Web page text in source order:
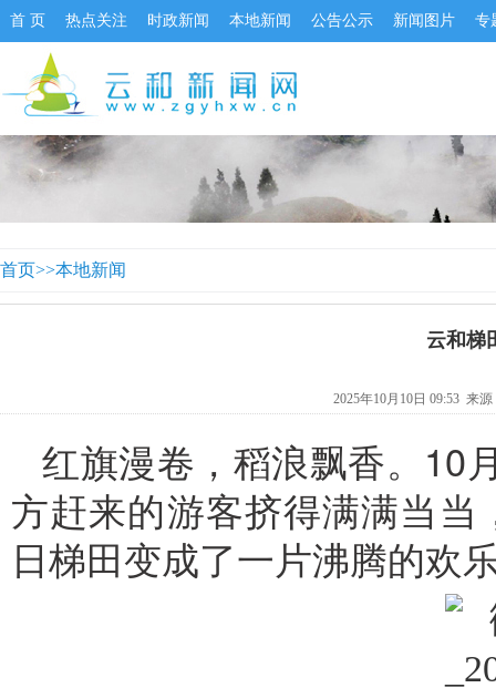
首 页 热点关注 时政新闻 本地新闻 公告公示 新闻图片 专
首页>>本地新闻
云和梯
2025年10月10日 09:53 来源
红旗漫卷，稻浪飘香。10
方赶来的游客挤得满满当
日梯田变成了一片沸腾的欢